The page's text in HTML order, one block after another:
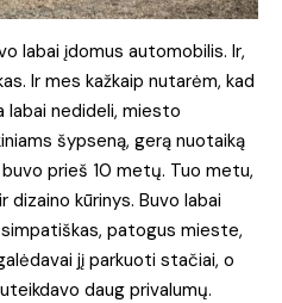
labai įdomus automobilis. Ir,
Ir mes kažkaip nutarėm, kad
labai nedideli, miesto
šypseną, gerą nuotaiką
prieš 10 metų. Tuo metu,
kūrinys. Buvo labai
patogus mieste,
jį parkuoti stačiai, o
daug privalumų.